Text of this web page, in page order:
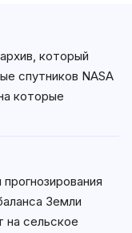
который
спутников NASA
которые
Земли
на сельское